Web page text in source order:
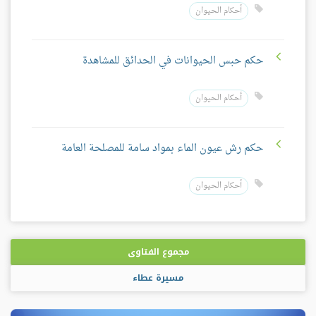
أحكام الحيوان
حكم حبس الحيوانات في الحدائق للمشاهدة
أحكام الحيوان
حكم رش عيون الماء بمواد سامة للمصلحة العامة
أحكام الحيوان
مجموع الفتاوى
مسيرة عطاء